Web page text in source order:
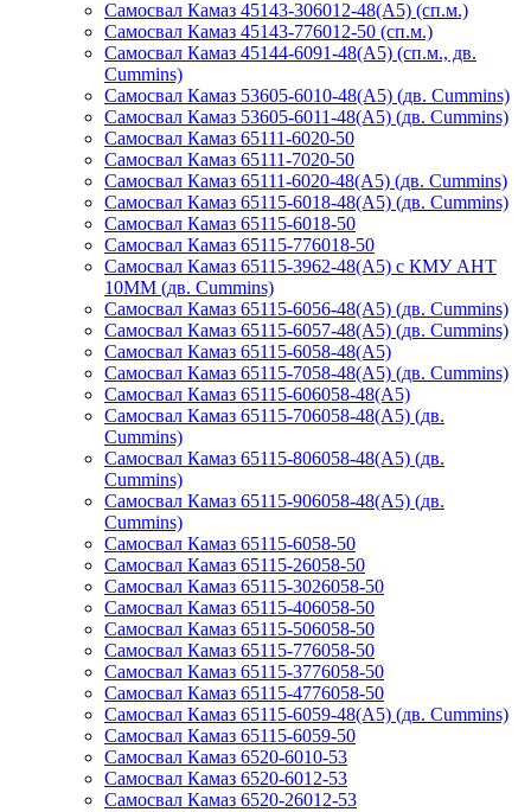
Самосвал Камаз 45143-306012-48(A5) (сп.м.)
Самосвал Камаз 45143-776012-50 (сп.м.)
Самосвал Камаз 45144-6091-48(А5) (сп.м., дв.
Cummins)
Самосвал Камаз 53605-6010-48(А5) (дв. Cummins)
Самосвал Камаз 53605-6011-48(А5) (дв. Cummins)
Самосвал Камаз 65111-6020-50
Самосвал Камаз 65111-7020-50
Самосвал Камаз 65111-6020-48(А5) (дв. Cummins)
Самосвал Камаз 65115-6018-48(А5) (дв. Cummins)
Самосвал Камаз 65115-6018-50
Самосвал Камаз 65115-776018-50
Самосвал Камаз 65115-3962-48(A5) с КМУ АНТ
10ММ (дв. Cummins)
Самосвал Камаз 65115-6056-48(А5) (дв. Cummins)
Самосвал Камаз 65115-6057-48(A5) (дв. Cummins)
Самосвал Камаз 65115-6058-48(A5)
Самосвал Камаз 65115-7058-48(A5) (дв. Cummins)
Самосвал Камаз 65115-606058-48(A5)
Самосвал Камаз 65115-706058-48(A5) (дв.
Cummins)
Самосвал Камаз 65115-806058-48(A5) (дв.
Cummins)
Самосвал Камаз 65115-906058-48(A5) (дв.
Cummins)
Самосвал Камаз 65115-6058-50
Самосвал Камаз 65115-26058-50
Самосвал Камаз 65115-3026058-50
Самосвал Камаз 65115-406058-50
Самосвал Камаз 65115-506058-50
Самосвал Камаз 65115-776058-50
Самосвал Камаз 65115-3776058-50
Самосвал Камаз 65115-4776058-50
Самосвал Камаз 65115-6059-48(А5) (дв. Cummins)
Самосвал Камаз 65115-6059-50
Самосвал Камаз 6520-6010-53
Самосвал Камаз 6520-6012-53
Самосвал Камаз 6520-26012-53